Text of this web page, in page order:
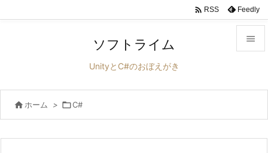


前へ
 RSS Feedly
ソフトライム
UnityとC#のおぼえがき
 ホーム > C#